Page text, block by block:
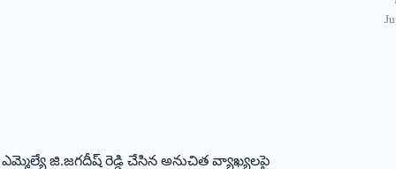
జి.జగదీష్ రెడ్డి చేసిన అనుచిత వ్యాఖ్యలపై